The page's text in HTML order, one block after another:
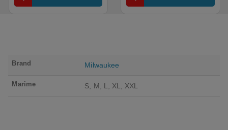
Brand Milwaukee
Marime S, M, L, XL, XXL